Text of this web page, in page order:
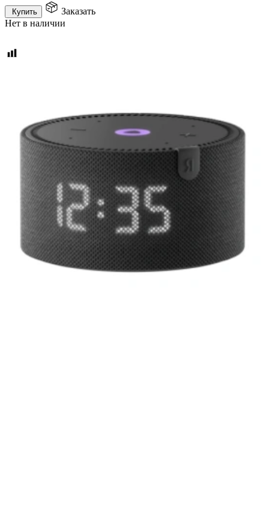
Купить
Заказать
Нет в наличии